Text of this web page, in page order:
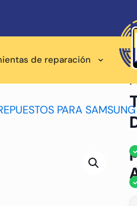
de reparación
PARA